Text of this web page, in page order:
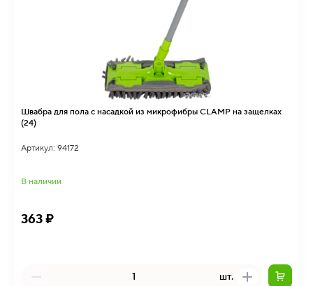
Швабра для пола с насадкой из микрофибры CLAMP на защелках
(24)
Артикул: 94172
В наличии
363 ₽
шт.